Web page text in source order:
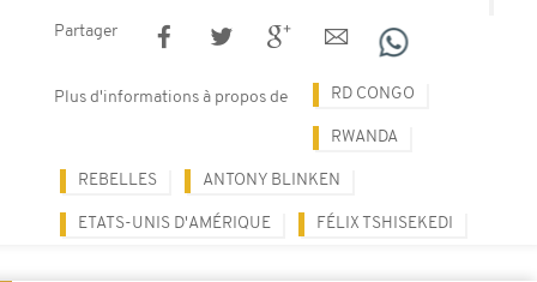
Partager
Plus d'informations à propos de RD CONGO
RWANDA
REBELLES ANTONY BLINKEN
ETATS-UNIS D'AMÉRIQUE FÉLIX TSHISEKEDI